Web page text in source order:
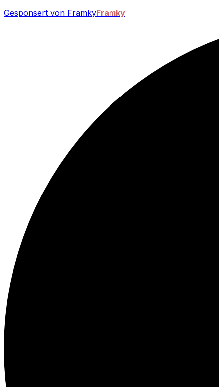
Gesponsert von FramkyFramky